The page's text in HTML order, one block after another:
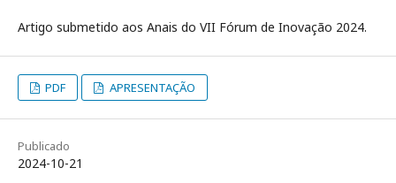
Artigo submetido aos Anais do VII Fórum de Inovação 2024.
PDF APRESENTAÇÃO
Publicado
2024-10-21